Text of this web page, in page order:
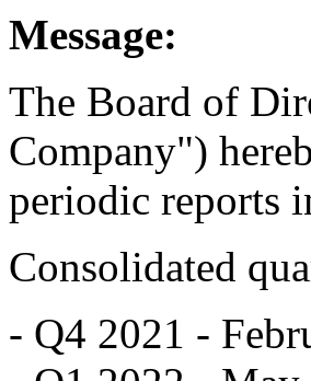
Message:
The Board of
Company")
periodic reports
Consolidated
- Q4 2021 -